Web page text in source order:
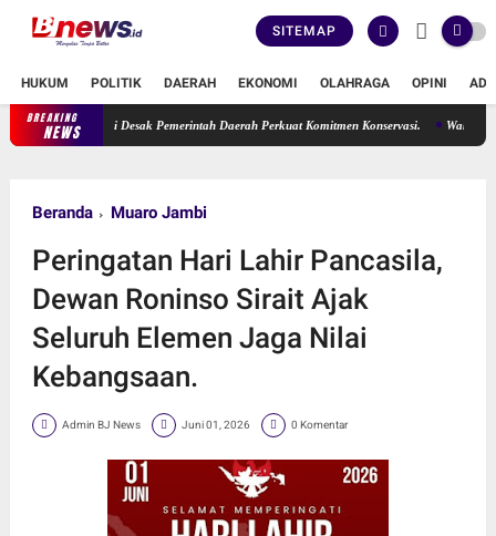
SITEMAP
HUKUM POLITIK DAERAH EKONOMI OLAHRAGA OPINI
BREAKING
NEWS
Suryani Desak Pemerintah Daerah Perkuat Komitmen Konservasi. Wakil Ketua
Beranda Muaro Jambi
Peringatan Hari Lahir Pancasila,
Dewan Roninso Sirait Ajak
Seluruh Elemen Jaga Nilai
Kebangsaan.
Admin BJ News Juni 01, 2026 0 Komentar